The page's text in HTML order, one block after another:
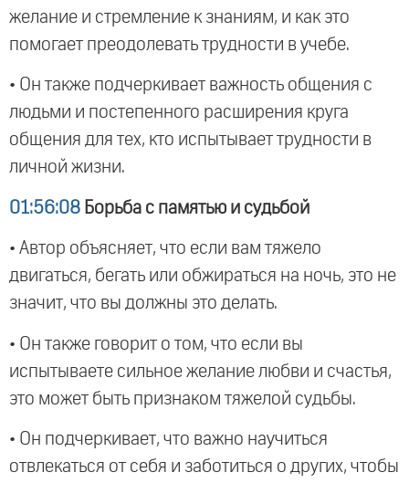
желание и стремление к знаниям, и как это
помогает преодолевать трудности в учебе.
• Он также подчеркивает важность общения с
людьми и постепенного расширения круга
общения для тех, кто испытывает трудности в
личной жизни.
01:56:08 Борьба с памятью и судьбой
• Автор объясняет, что если вам тяжело
двигаться, бегать или обжираться на ночь, это не
значит, что вы должны это делать.
• Он также говорит о том, что если вы
испытываете сильное желание любви и счастья,
это может быть признаком тяжелой судьбы.
• Он подчеркивает, что важно научиться
отвлекаться от себя и заботиться о других, чтобы